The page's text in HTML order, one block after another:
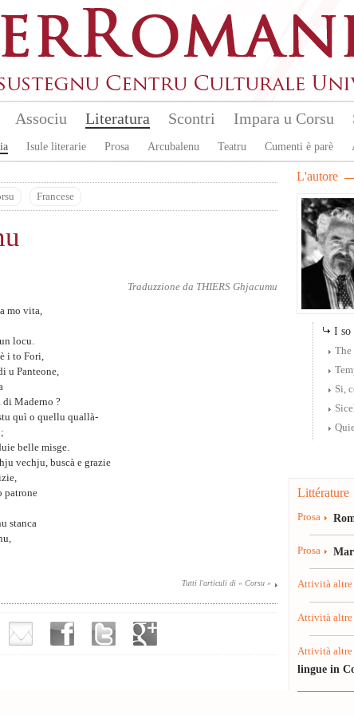
Associu Literatura
Isule literarie Prosa Arcubalenu Teatru Cumenti è parè
Scontri Impara u Corsu
Francese
Traduzzione da THIERS Ghjacumu
mo vita,
locu.
i to Fori,
u Panteone,
di Maderno ?
quì o quellu quallà-
belle misge.
vechju, buscà e grazie
patrone
stanca
Tutti l'articuli di « Corsu »
L'autore
I so
The
Si,
Littérature
Prosa
Prosa
Attività altre
Attività altre
Attività altre
lingue in